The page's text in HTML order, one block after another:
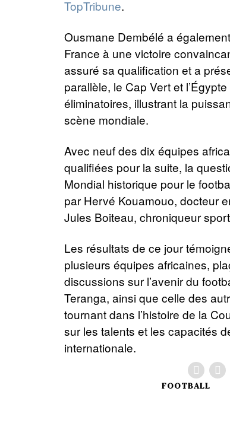
TopTribune.
Ousmane Dembélé a
France à une victoire
assuré sa qualification et a
parallèle, le Cap Vert et
éliminatoires, illustrant la
scène mondiale.
Avec neuf des dix équipes
qualifiées pour la suite, la
Mondial historique pour le
par Hervé Kouamouo, docteur
Jules Boiteau, chroniqueur
Les résultats de ce jour
plusieurs équipes africaines,
discussions sur l’avenir du
Teranga, ainsi que celle des
tournant dans l’histoire de la
sur les talents et les capacités
internationale.
FOOTBALL